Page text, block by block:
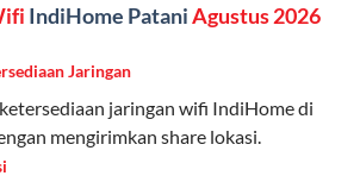
& SMS semua operator, dan akses
untuk pengguna yang membutuhkan
cepat dan stabil dengan fleksibilitas
bervariasi sesuai kebutuhan.
IndiHome PataniAgustus 2026
Jaringan
jaringan wifi IndiHome di
mengirimkan share lokasi.